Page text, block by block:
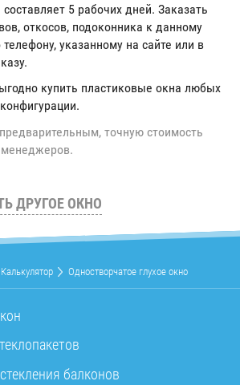
5 рабочих дней. Заказать
откосов, подоконника к данному
указанному на сайте или в
купить пластиковые окна любых
точную стоимость
менеджеров.
ДРУГОЕ ОКНО
Калькулятор Одностворчатое глухое окно
балконов